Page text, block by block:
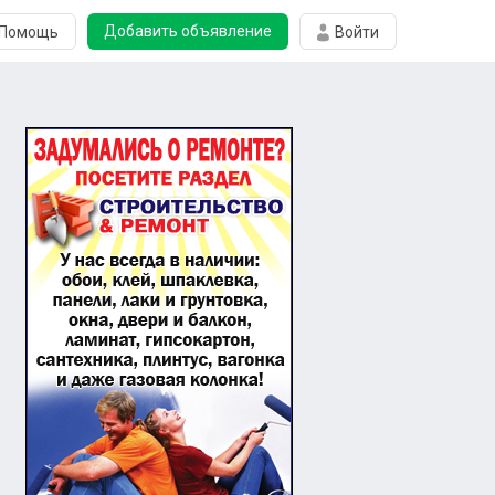
Добавить объявление Войти